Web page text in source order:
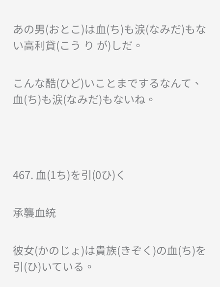
あの男(おとこ)は血(ち)も涙(なみだ)もな
い高利貸(こう り が)しだ。
こんな酷(ひど)いことまでするなんて、
血(ち)も涙(なみだ)もないね。
467. 血(1ち)を引(0ひ)く
承襲血統
彼女(かのじょ)は貴族(きぞく)の血(ち)を
引(ひ)いている。